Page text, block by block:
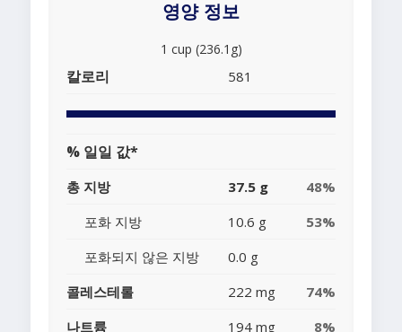
영양 정보
1 cup (236.1g)
칼로리 581
% 일일 값*
총 지방 37.5 g
48%
포화 지방
10.6 g
53%
포화되지 않은 지방
0.0 g
콜레스테롤
222 mg
74%
나트륨
194 mg 8%